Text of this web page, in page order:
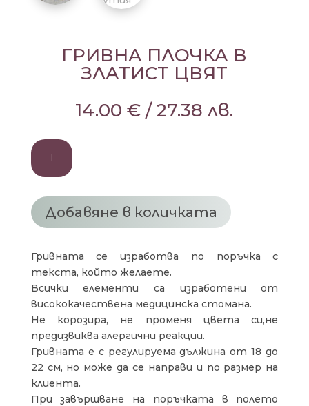
ГРИВНА ПЛОЧКА В
ЗЛАТИСТ ЦВЯТ
14.00€ /27.38лв.
количество
за
ГРИВНА
ПЛОЧКА
В
ЗЛАТИСТ
Добавяне в количката
Гривната се изработва по поръчка с
текста, който желаете.
Всички елементи са изработени от
висококачествена медицинска стомана.
Не корозира, не променя цвета си,не
предизвиква алергични реакции.
Гривната е с регулируема дължина от 18 до
22 см, но може да се направи и по размер на
клиента.
При завършване на поръчката в полето